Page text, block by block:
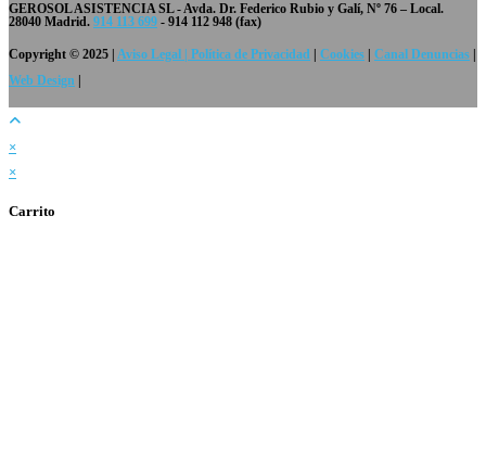
GEROSOL ASISTENCIA SL- Avda. Dr. Federico Rubio y Galí, Nº 76 – Local.
28040 Madrid. 914 113 699 - 914 112 948 (fax)
Copyright © 2025 | Aviso Legal | Política de Privacidad Cookies Canal Denuncias
Web Design
×
×
Carrito